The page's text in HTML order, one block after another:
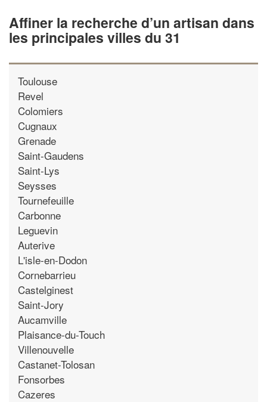
Affiner la recherche d’un artisan dans
les principales villes du 31
Toulouse
Revel
Colomiers
Cugnaux
Grenade
Saint-Gaudens
Saint-Lys
Seysses
Tournefeuille
Carbonne
Leguevin
Auterive
L'isle-en-Dodon
Cornebarrieu
Castelginest
Saint-Jory
Aucamville
Plaisance-du-Touch
Villenouvelle
Castanet-Tolosan
Fonsorbes
Cazeres